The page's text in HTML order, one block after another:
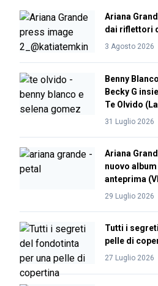
Ariana
dai riflettori
3 Agosto 2026
Benny
Becky G
Te Olvido
31 Luglio 2026
Ariana
nuovo
anteprima
29 Luglio 2026
Tutti i
pelle di
27 Luglio 2026